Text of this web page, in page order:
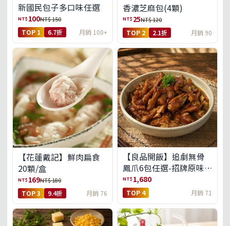
新國民包子多口味任選
NT$ 100NT$ 150
TOP 1 6.7折 月銷 100+
香濃芝麻包(4顆)
NT$ 25NT$ 120
TOP 2 2.1折 月銷 90
【花蓮戴記】鮮肉扁食
20顆/盒
NT$ 169NT$ 180
TOP 3 9.4折 月銷 76
【良品開飯】追劇無骨
鳳爪6包任選-招牌原味/
濃濃蒜香/過癮麻辣(免運
組)
NT$ 1,680
TOP 4 月銷 71